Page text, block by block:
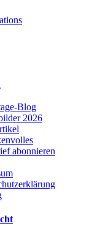
Blog
2026
abonnieren